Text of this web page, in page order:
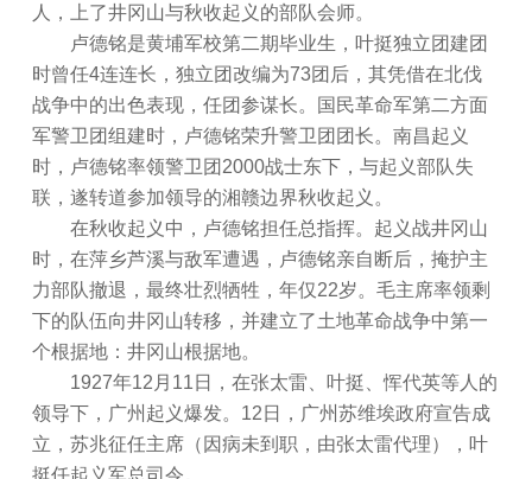
人，上了井冈山与秋收起义的部队会师。
卢德铭是黄埔军校第二期毕业生，叶挺独立团建团
时曾任4连连长，独立团改编为73团后，其凭借在北伐
战争中的出色表现，任团参谋长。国民革命军第二方面
军警卫团组建时，卢德铭荣升警卫团团长。南昌起义
时，卢德铭率领警卫团2000战士东下，与起义部队失
联，遂转道参加领导的湘赣边界秋收起义。
在秋收起义中，卢德铭担任总指挥。起义战井冈山
时，在萍乡芦溪与敌军遭遇，卢德铭亲自断后，掩护主
力部队撤退，最终壮烈牺牲，年仅22岁。毛主席率领剩
下的队伍向井冈山转移，并建立了土地革命战争中第一
个根据地：井冈山根据地。
1927年12月11日，在张太雷、叶挺、恽代英等人的
领导下，广州起义爆发。12日，广州苏维埃政府宣告成
立，苏兆征任主席（因病未到职，由张太雷代理），叶
挺任起义军总司令。